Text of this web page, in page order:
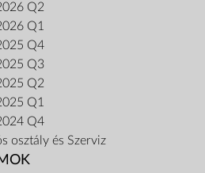
Q2
Q1
Q4
Q3
Q2
Q1
Q4
osztály és Szerviz